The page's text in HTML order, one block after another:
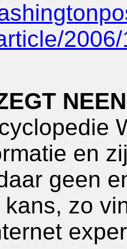
en
geen
zo